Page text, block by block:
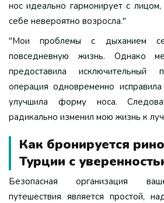
нос идеально гармонирует с
себе невероятно возросла."
"Мои проблемы с дыханием
повседневную жизнь. Однако
предоставила
операция одновременно
улучшила форму носа.
радикально изменил мою жизнь к
Как бронируется
Турции с
Безопасная организация
путешествия является простой,